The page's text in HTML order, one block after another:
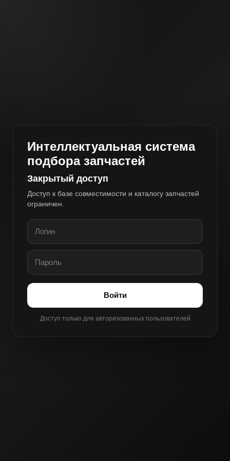
Интеллектуальная система
подбора запчастей
Закрытый доступ
Доступ к базе совместимости и каталогу запчастей
ограничен.
Войти
Доступ только для авторизованных пользователей